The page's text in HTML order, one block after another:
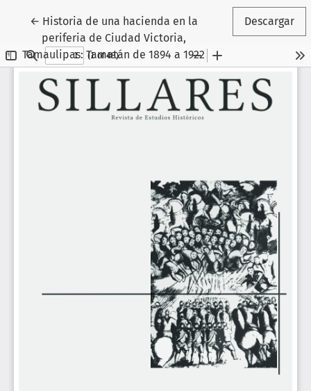
← Volver a los detalles del artículo
Historia de una hacienda en la
periferia de Ciudad Victoria,
Tamaulipas: Tamatán de 1894 a 1922
Descargar